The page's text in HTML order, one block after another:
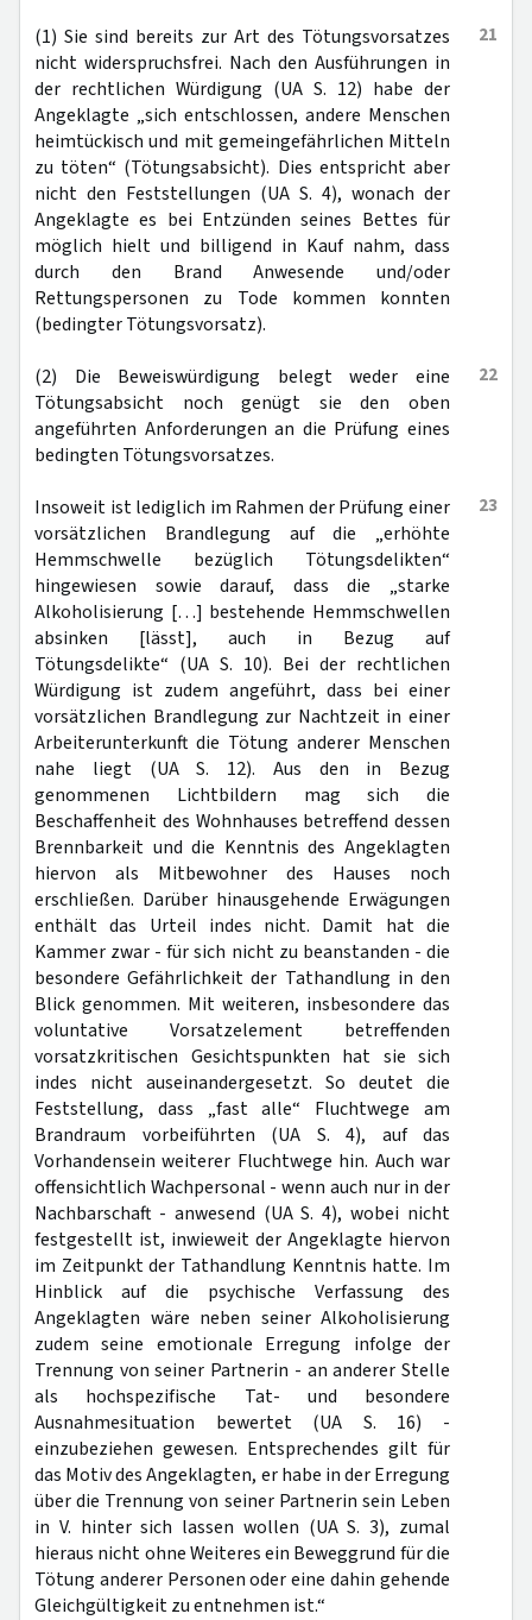
21
(1) Sie sind bereits zur Art des Tötungsvorsatzes
nicht widerspruchsfrei. Nach den Ausführungen in
der rechtlichen Würdigung (UA S. 12) habe der
Angeklagte „sich entschlossen, andere Menschen
heimtückisch und mit gemeingefährlichen Mitteln
zu töten“ (Tötungsabsicht). Dies entspricht aber
nicht den Feststellungen (UA S. 4), wonach der
Angeklagte es bei Entzünden seines Bettes für
möglich hielt und billigend in Kauf nahm, dass
durch den Brand Anwesende und/oder
Rettungspersonen zu Tode kommen konnten
(bedingter Tötungsvorsatz).
22
(2) Die Beweiswürdigung belegt weder eine
Tötungsabsicht noch genügt sie den oben
angeführten Anforderungen an die Prüfung eines
bedingten Tötungsvorsatzes.
23
Insoweit ist lediglich im Rahmen der Prüfung einer
vorsätzlichen Brandlegung auf die „erhöhte
Hemmschwelle bezüglich Tötungsdelikten“
hingewiesen sowie darauf, dass die „starke
Alkoholisierung […] bestehende Hemmschwellen
absinken [lässt], auch in Bezug auf
Tötungsdelikte“ (UA S. 10). Bei der rechtlichen
Würdigung ist zudem angeführt, dass bei einer
vorsätzlichen Brandlegung zur Nachtzeit in einer
Arbeiterunterkunft die Tötung anderer Menschen
nahe liegt (UA S. 12). Aus den in Bezug
genommenen Lichtbildern mag sich die
Beschaffenheit des Wohnhauses betreffend dessen
Brennbarkeit und die Kenntnis des Angeklagten
hiervon als Mitbewohner des Hauses noch
erschließen. Darüber hinausgehende Erwägungen
enthält das Urteil indes nicht. Damit hat die
Kammer zwar - für sich nicht zu beanstanden - die
besondere Gefährlichkeit der Tathandlung in den
Blick genommen. Mit weiteren, insbesondere das
voluntative Vorsatzelement betreffenden
vorsatzkritischen Gesichtspunkten hat sie sich
indes nicht auseinandergesetzt. So deutet die
Feststellung, dass „fast alle“ Fluchtwege am
Brandraum vorbeiführten (UA S. 4), auf das
Vorhandensein weiterer Fluchtwege hin. Auch war
offensichtlich Wachpersonal - wenn auch nur in der
Nachbarschaft - anwesend (UA S. 4), wobei nicht
festgestellt ist, inwieweit der Angeklagte hiervon
im Zeitpunkt der Tathandlung Kenntnis hatte. Im
Hinblick auf die psychische Verfassung des
Angeklagten wäre neben seiner Alkoholisierung
zudem seine emotionale Erregung infolge der
Trennung von seiner Partnerin - an anderer Stelle
als hochspezifische Tat- und besondere
Ausnahmesituation bewertet (UA S. 16) -
einzubeziehen gewesen. Entsprechendes gilt für
das Motiv des Angeklagten, er habe in der Erregung
über die Trennung von seiner Partnerin sein Leben
in V. hinter sich lassen wollen (UA S. 3), zumal
hieraus nicht ohne Weiteres ein Beweggrund für die
Tötung anderer Personen oder eine dahin gehende
Gleichgültigkeit zu entnehmen ist.“